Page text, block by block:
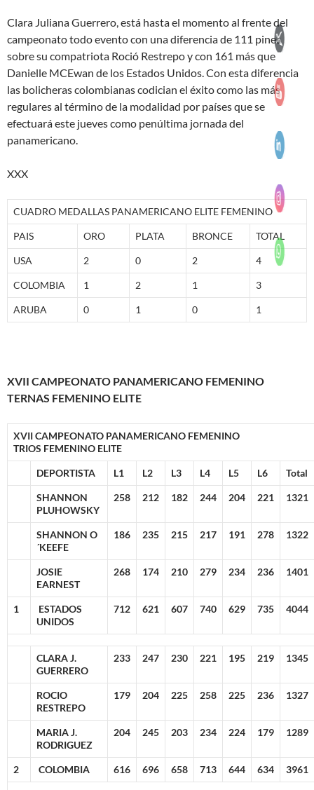
Clara Juliana Guerrero, está hasta el momento al frente del
campeonato todo evento con una diferencia de 111 pines
sobre su compatriota Roció Restrepo y con 161 más que
Danielle MCEwan de los Estados Unidos. Con esta diferencia
las bolicheras colombianas codician el éxito como las más
regulares al término de la modalidad por países que se
efectuará este jueves como penúltima jornada del
panamericano.
XXX
CUADRO MEDALLAS PANAMERICANO ELITE FEMENINO
PAIS ORO PLATA BRONCE TOTAL
USA 2 0 2 4
COLOMBIA 1 2 1 3
ARUBA 0 1 0 1
XVII CAMPEONATO PANAMERICANO FEMENINO
TERNAS FEMENINO ELITE
XVII CAMPEONATO PANAMERICANO FEMENINO
TRIOS FEMENINO ELITE
DEPORTISTA L1 L2 L3 L4 L5 L6 Total
SHANNON
PLUHOWSKY
258 212 182 244 204 221 1321
SHANNON O
´KEEFE
186 235 215 217 191 278 1322
JOSIE
EARNEST
268 174 210 279 234 236 1401
1
ESTADOS
UNIDOS
712 621 607 740 629 735 4044
CLARA J.
GUERRERO
233 247 230 221 195 219 1345
ROCIO
RESTREPO
179 204 225 258 225 236 1327
MARIA J.
RODRIGUEZ
204 245 203 234 224 179 1289
2 COLOMBIA 616 696 658 713 644 634 3961